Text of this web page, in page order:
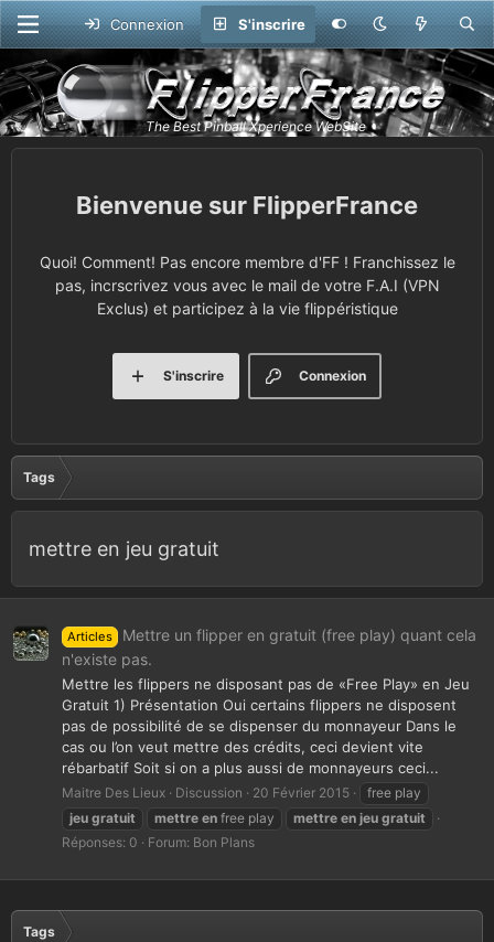
Connexion S'inscrire
FlipperFrance
Quoi! Comment! Pas encore membre d'FF ! Franchissez le
pas, incrscrivez vous avec le mail de votre F.A.I (VPN
Exclus) et participez à la vie flippéristique
Connexion
S'inscrire
Tags
mettre en jeu gratuit
Articles
Mettre un flipper en gratuit (free play) quant cela
n'existe pas.
Mettre les flippers ne disposant pas de «Free Play» en Jeu
Gratuit 1) Présentation Oui certains flippers ne disposent
pas de possibilité de se dispenser du monnayeur Dans le
cas ou l’on veut mettre des crédits, ceci devient vite
rébarbatif Soit si on a plus aussi de monnayeurs ceci...
Maitre Des Lieux Discussion 20 Février 2015
free play
jeu gratuit mettre en free play mettre en jeu gratuit
Réponses: 0
Forum: Bon Plans
Tags